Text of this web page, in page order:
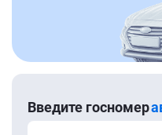
Введите госномер